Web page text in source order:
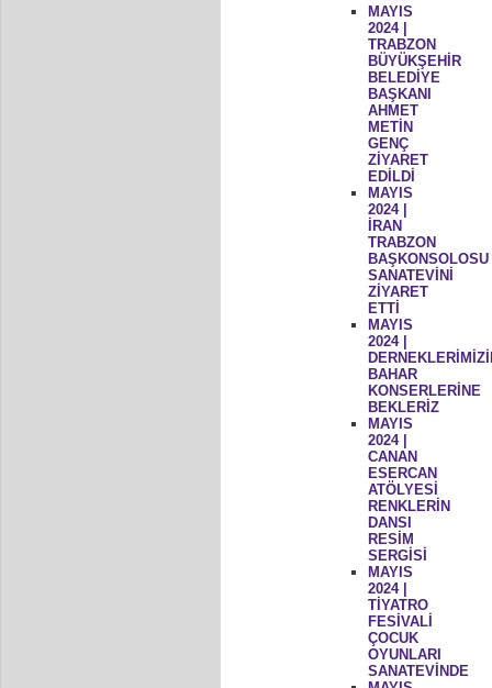
MAYIS
2024 |
TRABZON
BÜYÜKŞEHİR
BELEDİYE
BAŞKANI
AHMET
METİN
GENÇ
ZİYARET
EDİLDİ
MAYIS
2024 |
İRAN
TRABZON
BAŞKONSOLOSU
SANATEVİNİ
ZİYARET
ETTİ
MAYIS
2024 |
BAHAR
KONSERLERİNE
BEKLERİZ
MAYIS
2024 |
CANAN
ESERCAN
ATÖLYESİ
RENKLERİN
DANSI
RESİM
SERGİSİ
MAYIS
2024 |
TİYATRO
FESİVALİ
ÇOCUK
OYUNLARI
SANATEVİNDE